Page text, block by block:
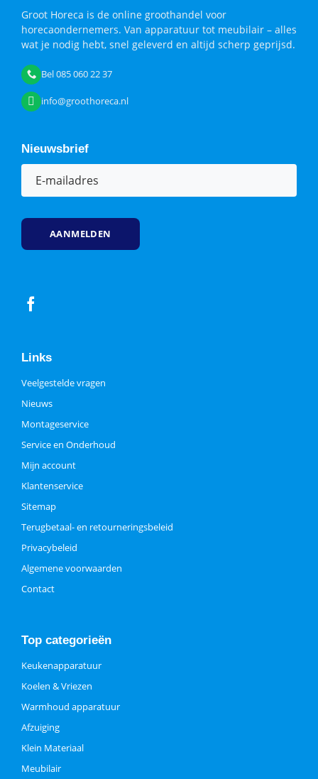
Groot Horeca is de online groothandel voor
horecaondernemers. Van apparatuur tot meubilair – alles
wat je nodig hebt, snel geleverd en altijd scherp geprijsd.
Bel 085 060 22 37
info@groothoreca.nl
Nieuwsbrief
E-
mailadres(Vereist)
Links
Veelgestelde vragen
Nieuws
Montageservice
Service en Onderhoud
Mijn account
Klantenservice
Sitemap
Terugbetaal- en retourneringsbeleid
Privacybeleid
Algemene voorwaarden
Contact
Top categorieën
Keukenapparatuur
Koelen & Vriezen
Warmhoud apparatuur
Afzuiging
Klein Materiaal
Meubilair